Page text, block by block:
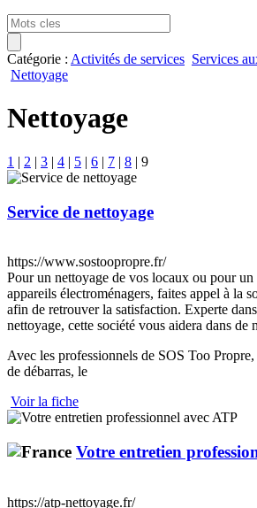
Catégorie : Activités de services Services
Nettoyage
Nettoyage
1 | 2 | 3 | 4 | 5 | 6 | 7 | 8 | 9
Service de nettoyage
https://www.sostoopropre.fr/
Pour un nettoyage de vos locaux ou pour un
appareils électroménagers, faites appel à la
afin de retrouver la satisfaction. Experte
nettoyage, cette société vous aidera dans de
Avec les professionnels de SOS Too
de débarras, le
Voir la fiche
Votre entretien
https://atp-nettoyage.fr/